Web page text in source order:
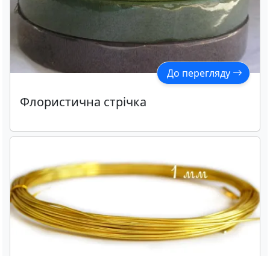
До перегляду
Флористична стрічка